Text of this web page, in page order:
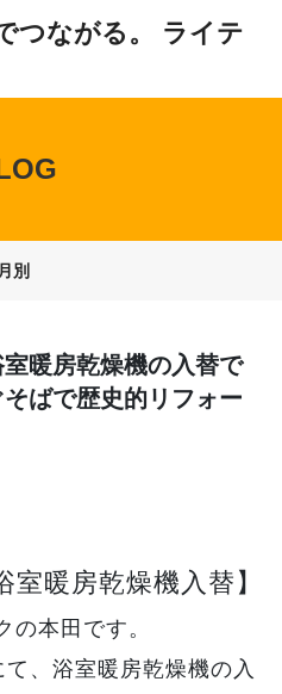
つながる。 ライテ
月別
室暖房乾燥機の入替で
ばで歴史的リフォー
室暖房乾燥機入替】
の本田です。
て、浴室暖房乾燥機の入